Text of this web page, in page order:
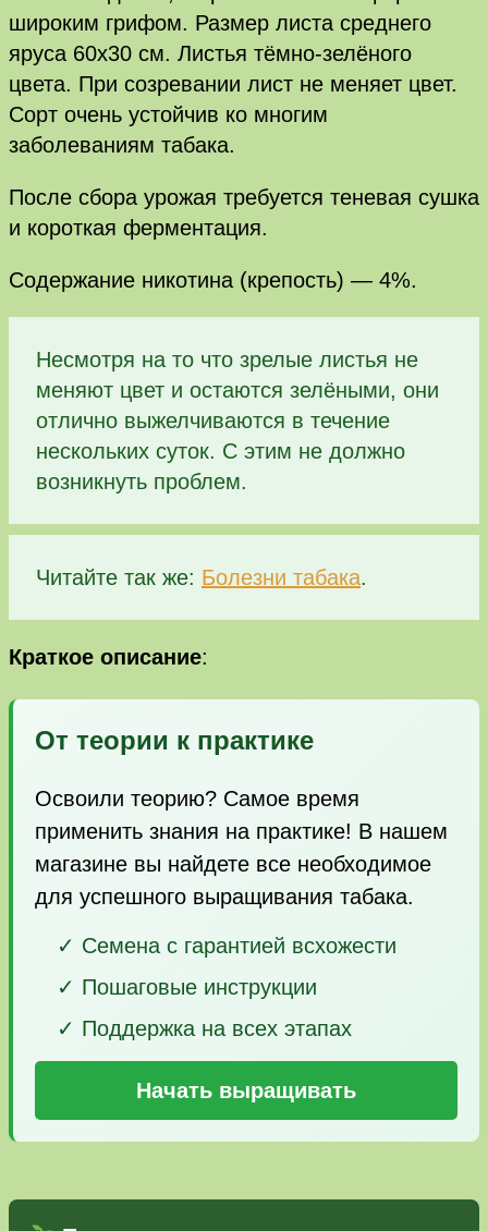
широким грифом. Размер листа среднего
яруса 60х30 см. Листья тёмно-зелёного
цвета. При созревании лист не меняет цвет.
Сорт очень устойчив ко многим
заболеваниям табака.
После сбора урожая требуется теневая сушка
и короткая ферментация.
Содержание никотина (крепость) — 4%.
Несмотря на то что зрелые листья не
меняют цвет и остаются зелёными, они
отлично выжелчиваются в течение
нескольких суток. С этим не должно
возникнуть проблем.
Читайте так же: Болезни табака.
Краткое описание:
От теории к практике
Освоили теорию? Самое время
применить знания на практике! В нашем
магазине вы найдете все необходимое
для успешного выращивания табака.
✓ Семена с гарантией всхожести
✓ Пошаговые инструкции
✓ Поддержка на всех этапах
Начать выращивать